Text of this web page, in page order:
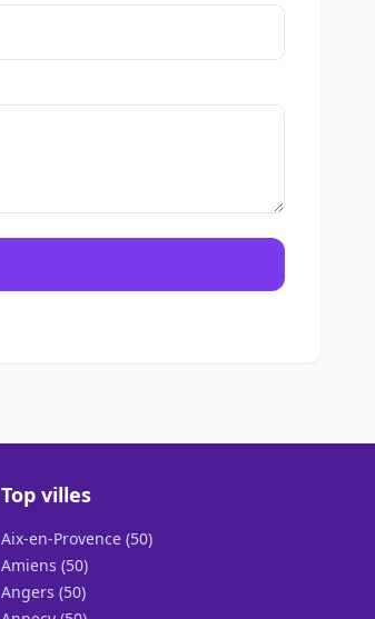
Top villes
Aix-en-Provence (50)
Amiens (50)
Angers (50)